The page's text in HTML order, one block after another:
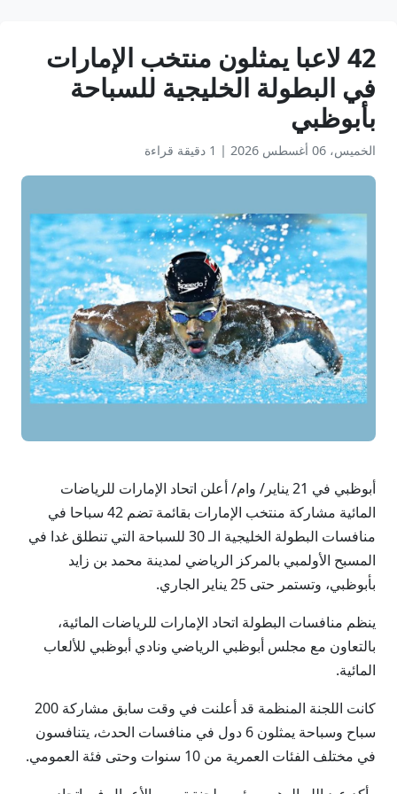
42 لاعبا يمثلون منتخب الإمارات
في البطولة الخليجية للسباحة
بأبوظبي
الخميس، 06 أغسطس 2026 | 1 دقيقة قراءة
أبوظبي في 21 يناير/ وام/ أعلن اتحاد الإمارات للرياضات
المائية مشاركة منتخب الإمارات بقائمة تضم 42 سباحا في
منافسات البطولة الخليجية الـ 30 للسباحة التي تنطلق غدا في
المسبح الأولمبي بالمركز الرياضي لمدينة محمد بن زايد
بأبوظبي، وتستمر حتى 25 يناير الجاري.
ينظم منافسات البطولة اتحاد الإمارات للرياضات المائية،
بالتعاون مع مجلس أبوظبي الرياضي ونادي أبوظبي للألعاب
المائية.
كانت اللجنة المنظمة قد أعلنت في وقت سابق مشاركة 200
سباح وسباحة يمثلون 6 دول في منافسات الحدث، يتنافسون
في مختلف الفئات العمرية من 10 سنوات وحتى فئة العمومي.